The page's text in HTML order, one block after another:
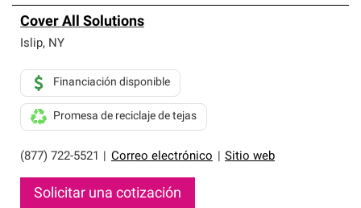
Cover All Solutions
Islip, NY
(877) 722-5521 Correo electrónico Sitio web
Financiación disponible
Promesa de reciclaje de tejas
Solicitar una cotización